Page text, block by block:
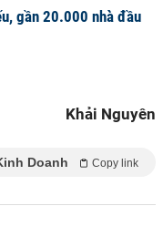
gần 20.000 nhà đầu
Khải Nguyên
Doanh Copy link